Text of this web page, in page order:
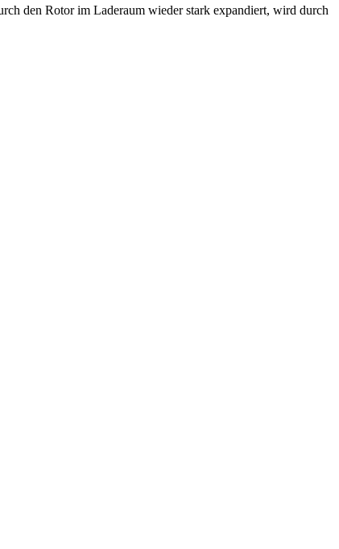
den Rotor im Laderaum wieder stark expandiert, wird durch